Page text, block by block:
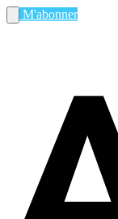
M'abonner